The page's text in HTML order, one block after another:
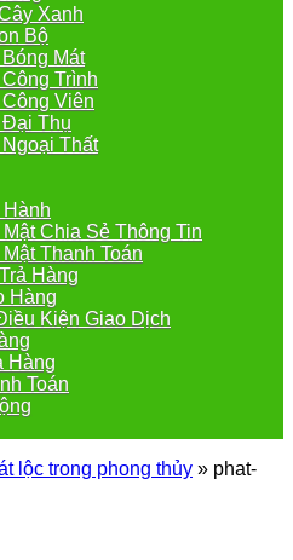
Xanh
Bộ
Mát
Trình
Viên
Đại Thụ
Thất
Chia Sẻ Thông Tin
Thanh Toán
Hàng
Hàng
Kiện Giao Dịch
Hàng
Toán
lộc trong phong thủy » phat-